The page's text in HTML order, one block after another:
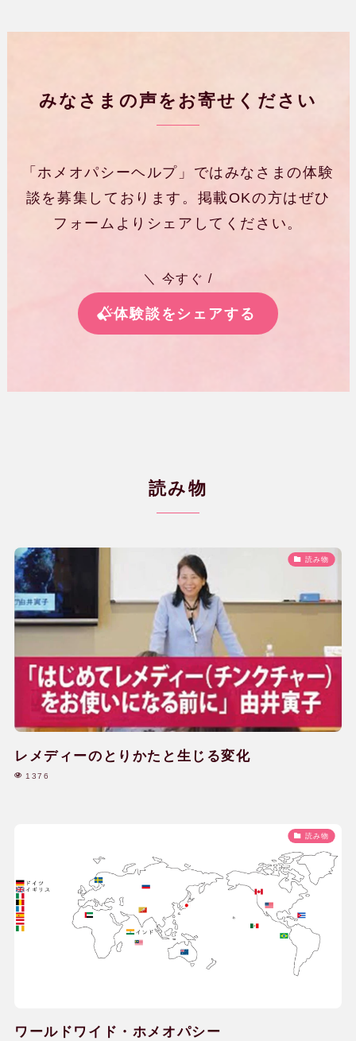
みなさまの声をお寄せください
「ホメオパシーヘルプ」ではみなさまの体験
談を募集しております。掲載OKの方はぜひ
フォームよりシェアしてください。
＼ 今すぐ /
体験談をシェアする
読み物
読み物
レメディーのとりかたと生じる変化
1376
読み物
ワールドワイド・ホメオパシー